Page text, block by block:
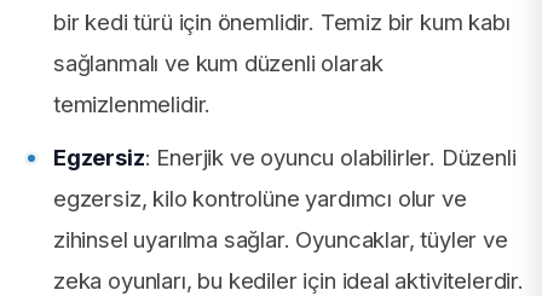
bir kedi türü için önemlidir. Temiz bir kum kabı
sağlanmalı ve kum düzenli olarak
temizlenmelidir.
Egzersiz: Enerjik ve oyuncu olabilirler. Düzenli
egzersiz, kilo kontrolüne yardımcı olur ve
zihinsel uyarılma sağlar. Oyuncaklar, tüyler ve
zeka oyunları, bu kediler için ideal aktivitelerdir.